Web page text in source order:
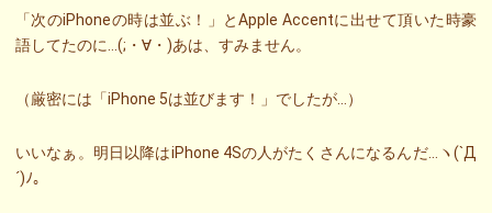
「次のiPhoneの時は並ぶ！」とApple Accentに出せて頂いた時豪
語してたのに…(;・∀・)あは、すみません。
（厳密には「iPhone 5は並びます！」でしたが…）
いいなぁ。明日以降はiPhone 4Sの人がたくさんになるんだ…ヽ(`Д
´)ﾉ。